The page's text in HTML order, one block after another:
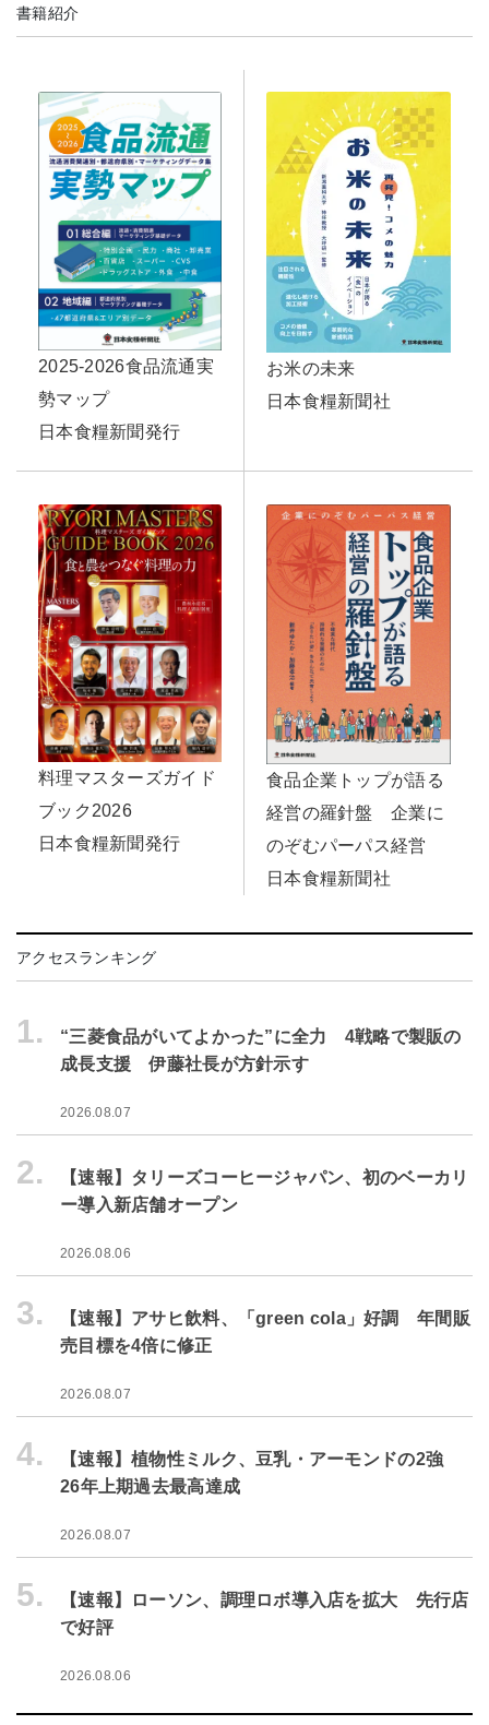
書籍紹介
2025-2026食品流通実
勢マップ
日本食糧新聞発行
お米の未来
日本食糧新聞社
料理マスターズガイド
ブック2026
日本食糧新聞発行
食品企業トップが語る
経営の羅針盤 企業に
のぞむパーパス経営
日本食糧新聞社
アクセスランキング
1.
“三菱食品がいてよかった”に全力 4戦略で製販の
成長支援 伊藤社長が方針示す
2026.08.07
2.
【速報】タリーズコーヒージャパン、初のベーカリ
ー導入新店舗オープン
2026.08.06
3.
【速報】アサヒ飲料、「green cola」好調 年間販
売目標を4倍に修正
2026.08.07
4.
【速報】植物性ミルク、豆乳・アーモンドの2強
26年上期過去最高達成
2026.08.07
5.
【速報】ローソン、調理ロボ導入店を拡大 先行店
で好評
2026.08.06